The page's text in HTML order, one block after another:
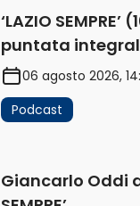
‘LAZIO SEMPRE’
puntata
06 agosto 2026,
Podcast
Giancarlo Oddi a